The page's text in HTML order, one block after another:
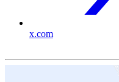
x.com